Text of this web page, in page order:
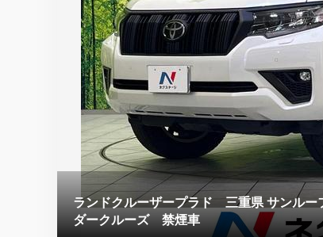
ランドクルーザープラド 三重県 サンル
ダークルーズ 禁煙車